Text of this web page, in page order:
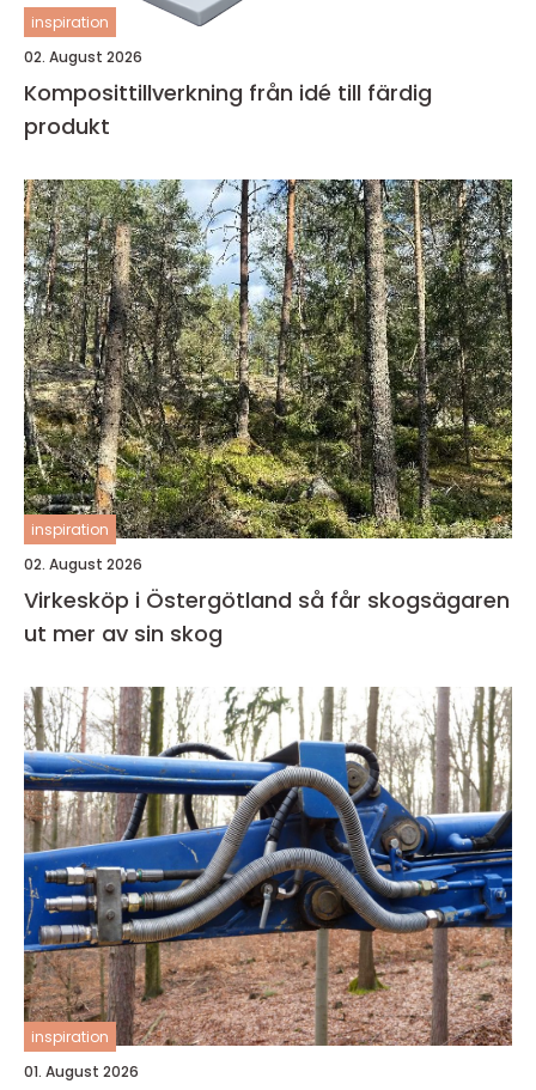
inspiration
02. August 2026
Komposittillverkning från idé till färdig
produkt
inspiration
02. August 2026
Virkesköp i Östergötland så får skogsägaren
ut mer av sin skog
inspiration
01. August 2026